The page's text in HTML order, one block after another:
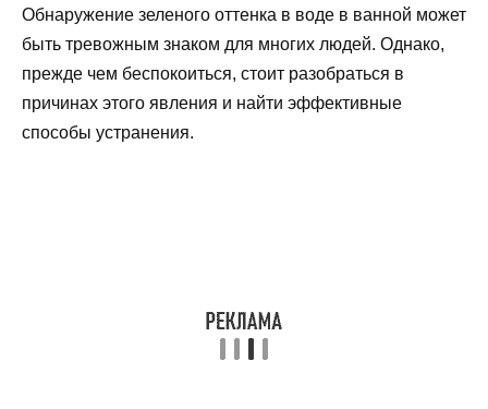
Обнаружение зеленого оттенка в воде в ванной может
быть тревожным знаком для многих людей. Однако,
прежде чем беспокоиться, стоит разобраться в
причинах этого явления и найти эффективные
способы устранения.